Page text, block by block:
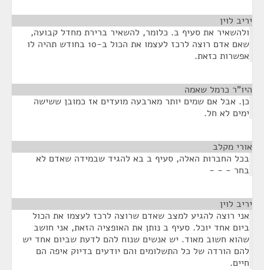
יריב לוין
ולהשאיר את סעיף ב. כלומר, להשאיר ברירת מחדל קבועה,
שאם אדם רוצה לרכז לעצמו את הכול ב-10 בחודש תהיה לו
אפשרות כזאת.
היו"ר כרמל שאמה
כן. אבל אם שמים יותר מארבעה מועדים אז כמובן ששישה
ימים לא חל.
אורי מקלב
בכל החברות האלה, סעיף ב בא להגיד שבמידה שאדם לא
בחר - - -
יריב לוין
אני רוצה להגיע למצב שאדם שרוצה לרכז לעצמו את הכול
ביום אחד יוכל. סעיף ב נותן את האופציה הזאת, אני חושב
שהוא חשוב מאוד. יש אנשים שנוח להם לדעת שביום אחד יש
להם הורדה של כל התשלומים והם יודעים בדיוק איפה הם
חיים.